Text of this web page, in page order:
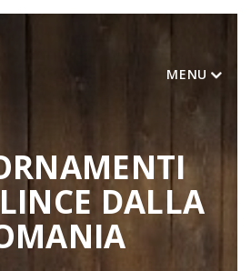
MENU
DALLA